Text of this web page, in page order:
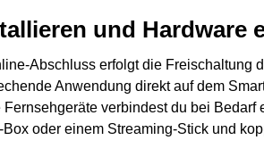
und Hardware
Abschluss erfolgt die Freischaltung
Anwendung direkt auf dem
Fernsehgeräte verbindest du bei
oder einem Streaming-Stick und